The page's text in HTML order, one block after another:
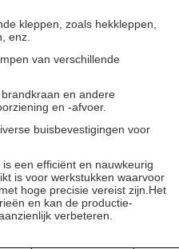
kleppen, zoals hekkleppen,
enz.
van verschillende
en andere
en -afvoer.
buisbevestigingen voor
een efficiënt en nauwkeurig
is voor werkstukken waarvoor
hoge precisie vereist zijn.Het
en kan de productie-
verbeteren.